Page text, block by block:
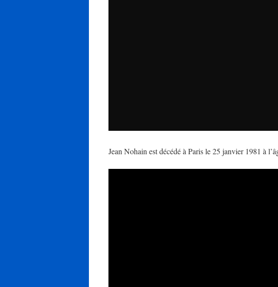
Jean Nohain est décédé à Paris le 25 janvier 1981 à